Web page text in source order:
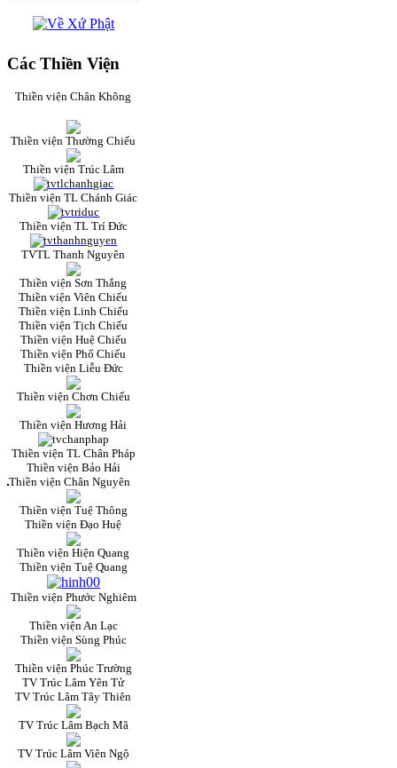
Các Thiền Viện
Thiền viện Chân Không
Thiền viện Thường Chiếu
Thiền viện Trúc Lâm
Thiền viện TL Chánh Giác
Thiền viện TL Trí Đức
TVTL Thanh Nguyên
Thiền viện Sơn Thắng
Thiền viện Viên Chiếu
Thiền viện Linh Chiếu
Thiền viện Tịch Chiếu
Thiền viện Huệ Chiếu
Thiền viện Phổ Chiếu
Thiền viện Liễu Đức
Thiền viện Chơn Chiếu
Thiền viện Hương Hải
Thiền viện TL Chân Pháp
Thiền viện Bảo Hải
Thiền viện Chân Nguyên
Thiền viện Tuệ Thông
Thiền viện Đạo Huệ
Thiền viện Hiện Quang
Thiền viện Tuệ Quang
Thiền viện Phước Nghiêm
Thiền viện An Lạc
Thiền viện Sùng Phúc
Thiền viện Phúc Trường
TV Trúc Lâm Yên Tử
TV Trúc Lâm Tây Thiên
TV Trúc Lâm Bạch Mã
TV Trúc Lâm Viên Ngộ